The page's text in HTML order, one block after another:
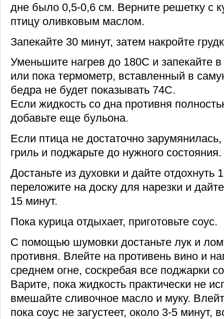
дне было 0,5-0,6 см. Верните решетку с
птицу оливковым маслом.
Запекайте 30 минут, затем накройте
Уменьшите нагрев до 180С и запекайте в
или пока термометр, вставленный в
бедра не будет показывать 74С.
Если жидкость со дна противня
добавьте еще бульона.
Если птица не достаточно
гриль и поджарьте до нужного состояния.
Достаньте из духовки и дайте отдохнуть
переложите на доску для нарезки и
15 минут.
Пока курица отдыхает, приготовьте соус.
С помощью шумовки достаньте лук и
противня. Влейте на противень вино и
среднем огне, соскребая все поджарки
Варите, пока жидкость практически не
вмешайте сливочное масло и муку.
пока соус не загустеет, около 3-5 минут,